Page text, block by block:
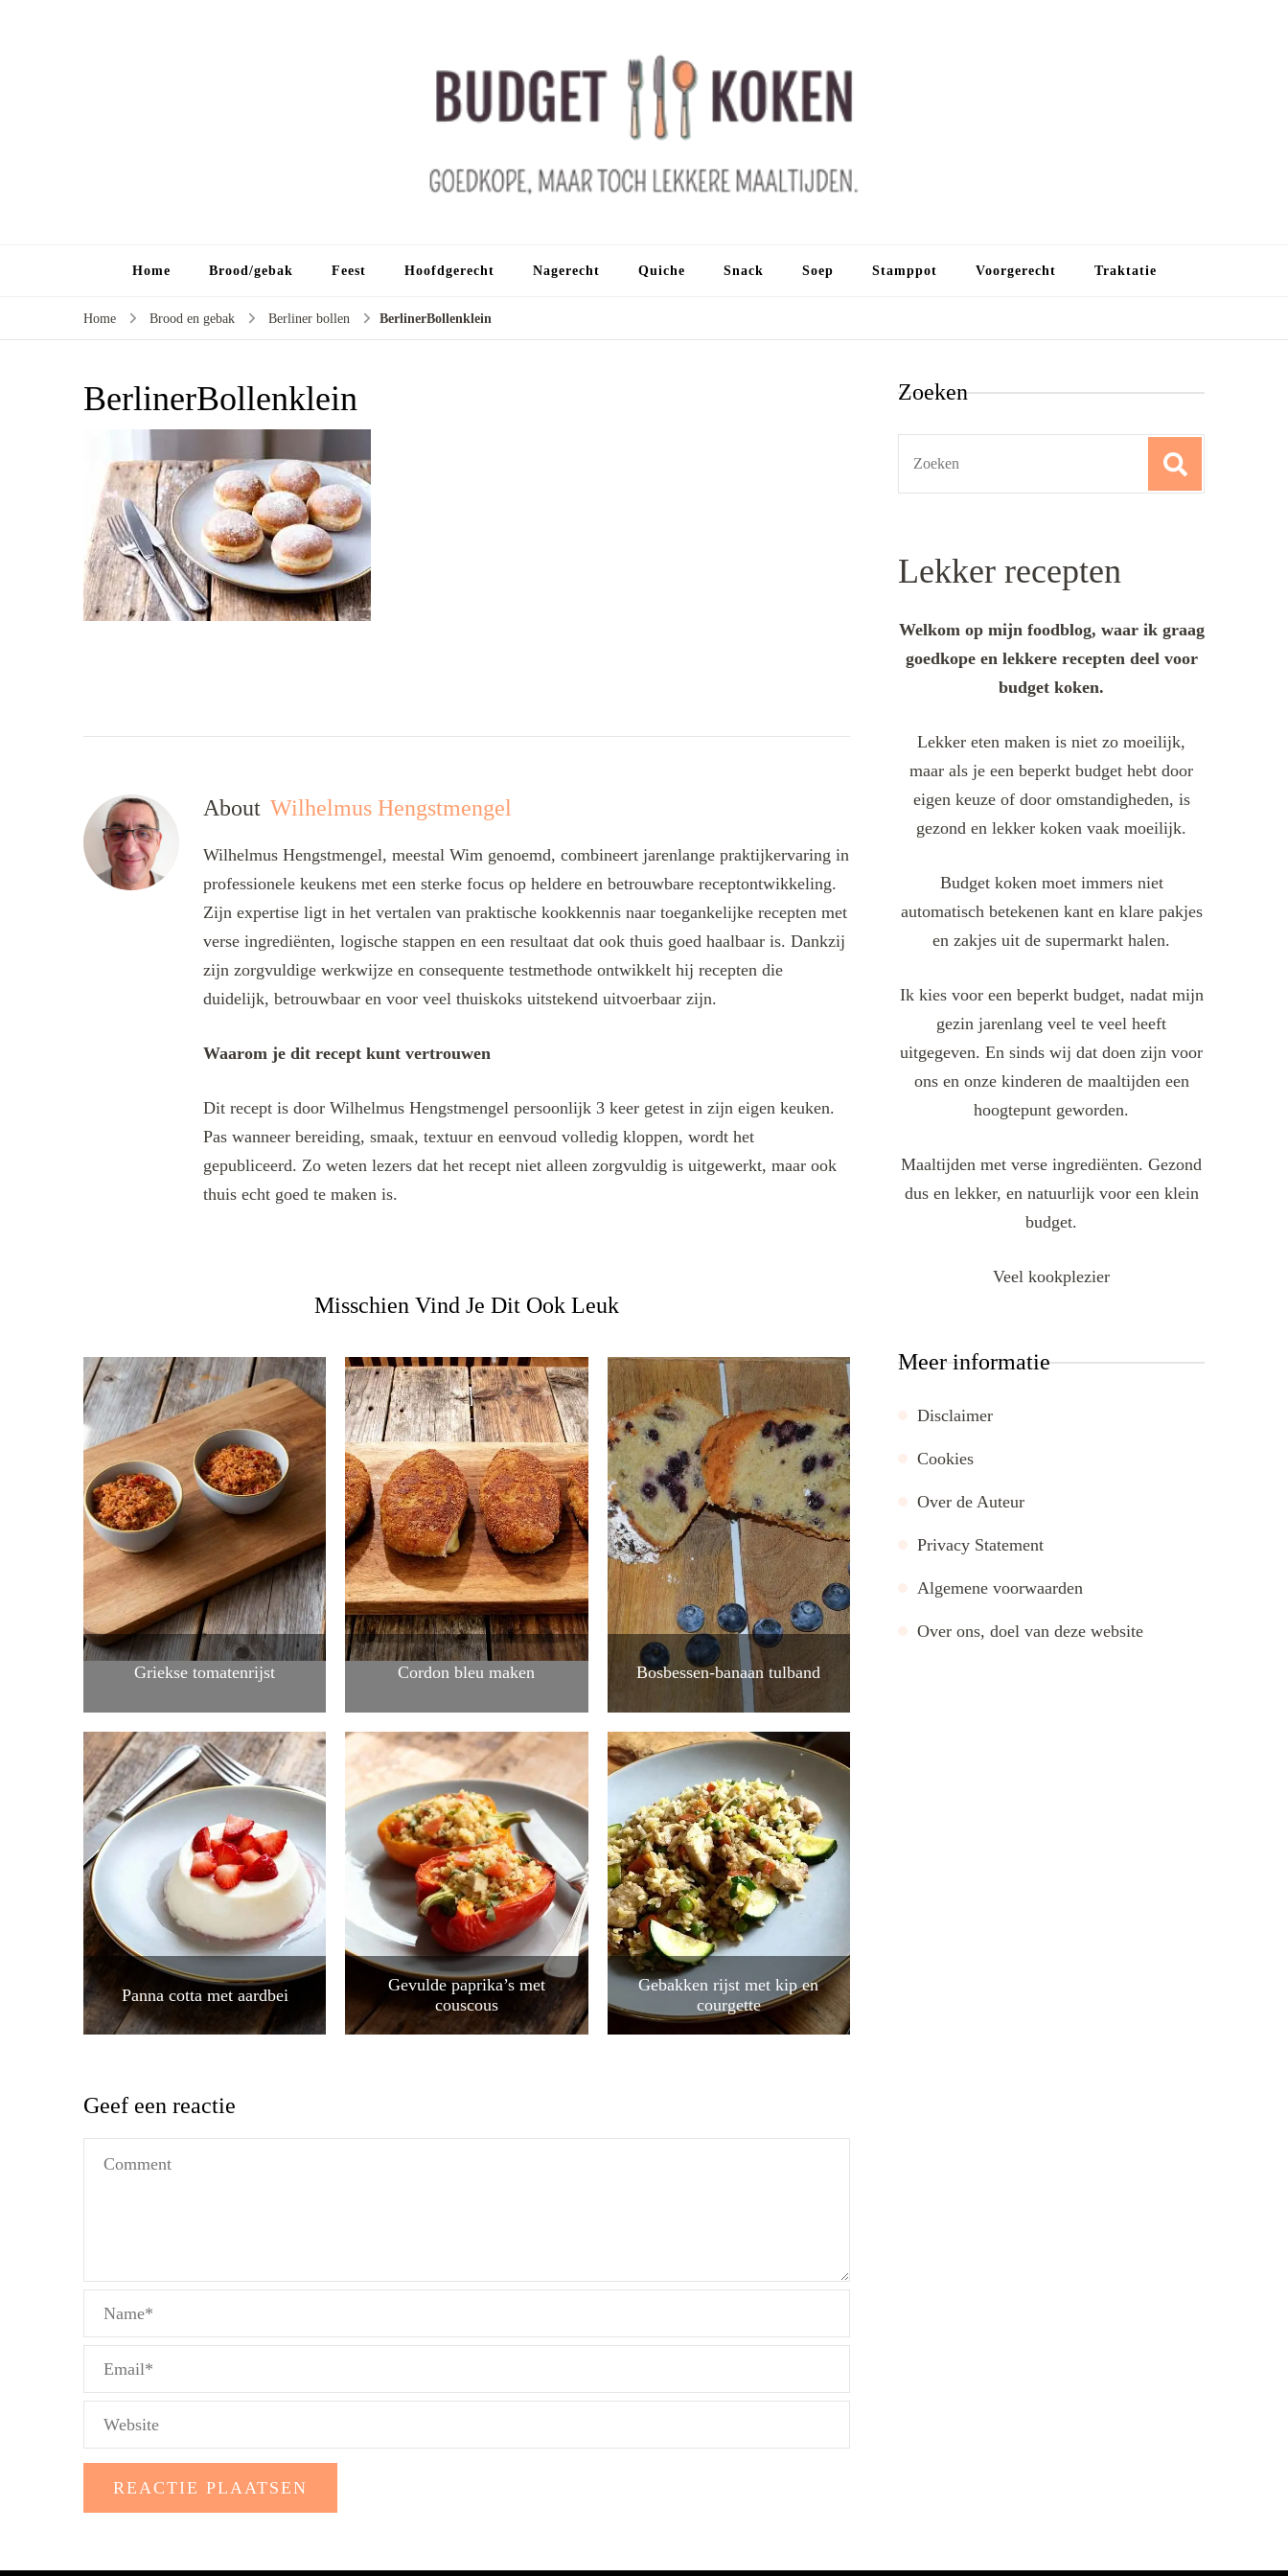
Home Brood/gebak Feest Hoofdgerecht Nagerecht Quiche Snack Soep Stamppot Voorgerecht Traktatie
Home Brood en gebak Berliner bollen BerlinerBollenklein
BerlinerBollenklein
About Wilhelmus Hengstmengel
Wilhelmus Hengstmengel, meestal Wim genoemd, combineert jarenlange praktijkervaring in
professionele keukens met een sterke focus op heldere en betrouwbare receptontwikkeling.
Zijn expertise ligt in het vertalen van praktische kookkennis naar toegankelijke recepten met
verse ingrediënten, logische stappen en een resultaat dat ook thuis goed haalbaar is. Dankzij
zijn zorgvuldige werkwijze en consequente testmethode ontwikkelt hij recepten die
duidelijk, betrouwbaar en voor veel thuiskoks uitstekend uitvoerbaar zijn.
Waarom je dit recept kunt vertrouwen
Dit recept is door Wilhelmus Hengstmengel persoonlijk 3 keer getest in zijn eigen keuken.
Pas wanneer bereiding, smaak, textuur en eenvoud volledig kloppen, wordt het
gepubliceerd. Zo weten lezers dat het recept niet alleen zorgvuldig is uitgewerkt, maar ook
thuis echt goed te maken is.
Misschien Vind Je Dit Ook Leuk
Griekse tomatenrijst Cordon bleu maken Bosbessen-banaan tulband
Panna cotta met aardbei
Gevulde paprika’s met
couscous
Gebakken rijst met kip en
courgette
Geef een reactie
Zoeken
Lekker recepten
Welkom op mijn foodblog, waar ik graag
goedkope en lekkere recepten deel voor
budget koken.
Lekker eten maken is niet zo moeilijk,
maar als je een beperkt budget hebt door
eigen keuze of door omstandigheden, is
gezond en lekker koken vaak moeilijk.
Budget koken moet immers niet
automatisch betekenen kant en klare pakjes
en zakjes uit de supermarkt halen.
Ik kies voor een beperkt budget, nadat mijn
gezin jarenlang veel te veel heeft
uitgegeven. En sinds wij dat doen zijn voor
ons en onze kinderen de maaltijden een
hoogtepunt geworden.
Maaltijden met verse ingrediënten. Gezond
dus en lekker, en natuurlijk voor een klein
budget.
Veel kookplezier
Meer informatie
Disclaimer
Cookies
Over de Auteur
Privacy Statement
Algemene voorwaarden
Over ons, doel van deze website